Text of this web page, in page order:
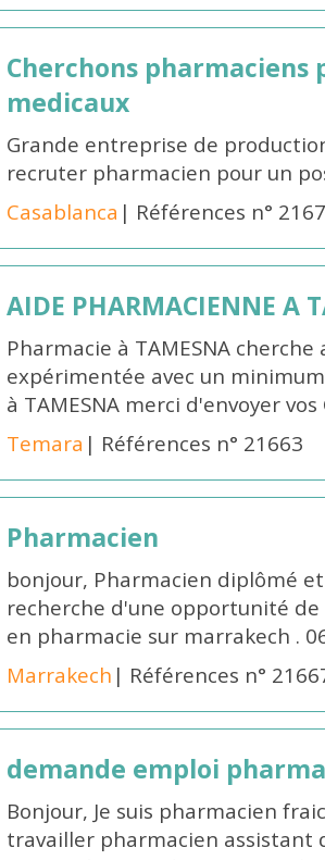
Cherchons
medicaux
Grande entreprise de
recruter pharmacien pour un
Casablanca | Références n°
AIDE PHARMACIENNE A
Pharmacie à TAMESNA
expérimentée avec un
à TAMESNA merci d'envoyer
Temara | Références n° 21663
Pharmacien
bonjour, Pharmacien diplômé
recherche d'une opportunité
en pharmacie sur marrakech .
Marrakech | Références n°
demande emploi
Bonjour, Je suis pharmacien
travailler pharmacien assistant